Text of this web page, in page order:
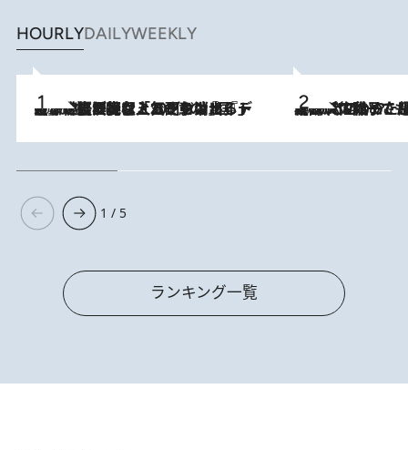
HOURLYDAILYWEEKLY
2026.8.5
【なぜ吉沢亮は「気配を消せる」のか？】興行収入208億の『国宝』を経て挑むミュージカル『ディア・エヴァン・ハンセン』。トップ俳優が舞台上でさらけ出した“孤独”とは 2026.8.5
【阿川佐和子さんの年とる力】なぜ70代で始めた趣味は“こんなに楽しい”のか？ ピアノ、俳句…スランプに陥っても続けられる“ある秘訣”とは
1 / 5
ランキング一覧